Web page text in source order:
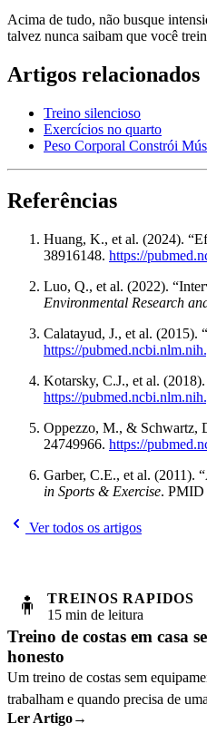
Acima de tudo, não busque
talvez nunca saibam que você
Artigos relacionados
Treino silencioso
Exercícios no quarto
Peso Corporal Constrói
Referências
Huang, K., et al. (2024).
38916148. https://
Luo, Q., et al. (2022).
Environmental Research
Calatayud, J., et al. (2015).
https://
Kotarsky, C.J., et al.
https://
Oppezzo, M., & Schwartz,
24749966. https://
Garber, C.E., et al. (2011).
in Sports & Exercise. PMID
Ver todos os artigos
🧍
TREINOS RAPIDOS
15 min de leitura
Treino de costas em casa
honesto
Um treino de costas sem
trabalham e quando precisa de
continuar a progredir.
Ler Artigo→